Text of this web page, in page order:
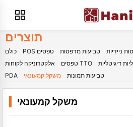
תוצרים
כולם POS טפסים טביעות מדפסות ניידיות
אלקטרוניקה לקוחות
טפסים TTO דיגיטליות
PDA
משקל קמעונאי טביעות תמונות
משקל קמעונאי